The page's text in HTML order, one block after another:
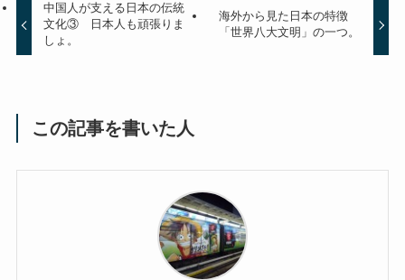
中国人が支える日本の伝統
文化③ 日本人も頑張りま
しょ。
海外から見た日本の特徴
「世界八大文明」の一つ。
この記事を書いた人